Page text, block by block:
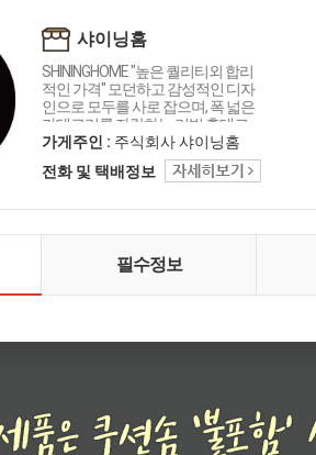
샤이닝홈
SHININGHOME "높은 퀄리티외 합리
적인 가격" 모던하고 감성적인 디자
인으로 모두를 사로 잡으며, 폭 넓은
카테고리를 자랑하는 리빙 홈데코
인테리어 샤이닝홈입니다.
가게주인 : 주식회사 샤이닝홈
전화 및 택배정보
필수정보